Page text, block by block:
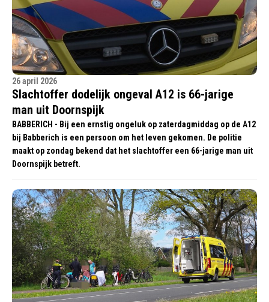
26 april 2026
Slachtoffer dodelijk ongeval A12 is 66-jarige
man uit Doornspijk
BABBERICH - Bij een ernstig ongeluk op zaterdagmiddag op de A12
bij Babberich is een persoon om het leven gekomen. De politie
maakt op zondag bekend dat het slachtoffer een 66-jarige man uit
Doornspijk betreft.